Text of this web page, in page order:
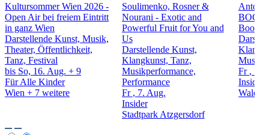
Kultursommer Wien 2026 -
Open Air bei freiem Eintritt
in ganz Wien
Darstellende Kunst, Musik,
Theater, Öffentlichkeit,
Tanz, Festival
bis So, 16. Aug. + 9
Für Alle Kinder
Wien + 7 weitere
Soulimenko, Rosner &
Nourani - Exotic and
Powerful Fruit for You and
Us
Darstellende Kunst,
Klangkunst, Tanz,
Musikperformance,
Performance
Fr , 7. Aug.
Insider
Stadtpark Atzgersdorf
Anton
Booth
Fr , 7.
Insider